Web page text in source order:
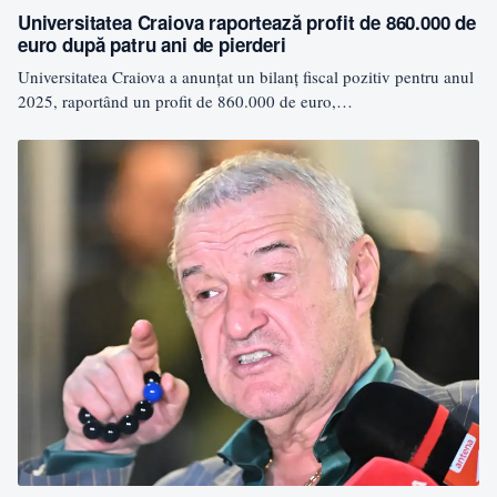
Universitatea Craiova raportează profit de 860.000 de
euro după patru ani de pierderi
Universitatea Craiova a anunțat un bilanț fiscal pozitiv pentru anul
2025, raportând un profit de 860.000 de euro,…